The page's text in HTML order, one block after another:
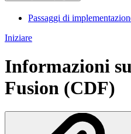
Passaggi di
Iniziare
Informazioni
Fusion (CDF)